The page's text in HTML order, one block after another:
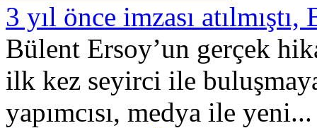
3 yıl önce imzası
Bülent Ersoy’un gerçek
ilk kez seyirci ile
yapımcısı, medya ile yeni...